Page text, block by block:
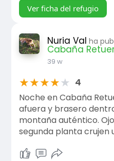
Ver ficha del refugio
Nuria Val ha
Cabaña
39 w
★★★★★ 4
Noche en Cabaña
afuera y brasero
montaña auténtico.
segunda planta crujen